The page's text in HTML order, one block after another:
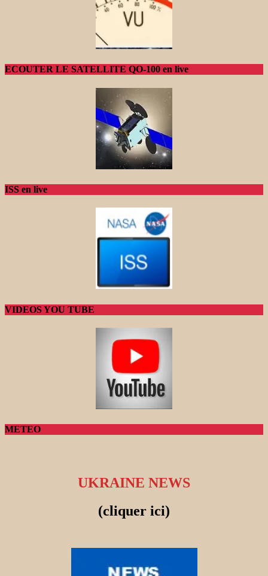
ECOUTER LE SATELLITE QO-100 en live
ISS en live
VIDEOS YOU TUBE
METEO
UKRAINE NEWS
(cliquer ici)